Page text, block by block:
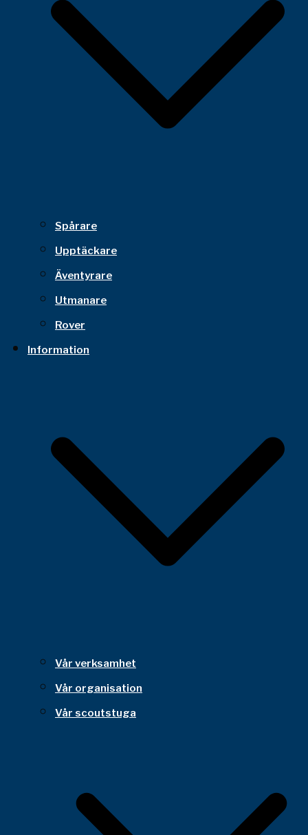
Spårare
Upptäckare
Äventyrare
Utmanare
Rover
Information
Vår verksamhet
Vår organisation
Vår scoutstuga